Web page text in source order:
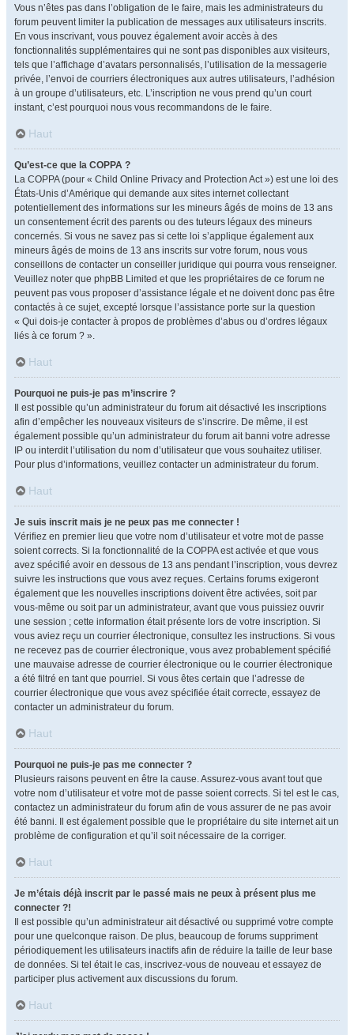
Vous n’êtes pas dans l’obligation de le faire, mais les administrateurs du
forum peuvent limiter la publication de messages aux utilisateurs inscrits.
En vous inscrivant, vous pouvez également avoir accès à des
fonctionnalités supplémentaires qui ne sont pas disponibles aux visiteurs,
tels que l’affichage d’avatars personnalisés, l’utilisation de la messagerie
privée, l’envoi de courriers électroniques aux autres utilisateurs, l’adhésion
à un groupe d’utilisateurs, etc. L’inscription ne vous prend qu’un court
instant, c’est pourquoi nous vous recommandons de le faire.
Haut
Qu’est-ce que la COPPA ?
La COPPA (pour « Child Online Privacy and Protection Act ») est une loi des
États-Unis d’Amérique qui demande aux sites internet collectant
potentiellement des informations sur les mineurs âgés de moins de 13 ans
un consentement écrit des parents ou des tuteurs légaux des mineurs
concernés. Si vous ne savez pas si cette loi s’applique également aux
mineurs âgés de moins de 13 ans inscrits sur votre forum, nous vous
conseillons de contacter un conseiller juridique qui pourra vous renseigner.
Veuillez noter que phpBB Limited et que les propriétaires de ce forum ne
peuvent pas vous proposer d’assistance légale et ne doivent donc pas être
contactés à ce sujet, excepté lorsque l’assistance porte sur la question
« Qui dois-je contacter à propos de problèmes d’abus ou d’ordres légaux
liés à ce forum ? ».
Haut
Pourquoi ne puis-je pas m’inscrire ?
Il est possible qu’un administrateur du forum ait désactivé les inscriptions
afin d’empêcher les nouveaux visiteurs de s’inscrire. De même, il est
également possible qu’un administrateur du forum ait banni votre adresse
IP ou interdit l’utilisation du nom d’utilisateur que vous souhaitez utiliser.
Pour plus d’informations, veuillez contacter un administrateur du forum.
Haut
Je suis inscrit mais je ne peux pas me connecter !
Vérifiez en premier lieu que votre nom d’utilisateur et votre mot de passe
soient corrects. Si la fonctionnalité de la COPPA est activée et que vous
avez spécifié avoir en dessous de 13 ans pendant l’inscription, vous devrez
suivre les instructions que vous avez reçues. Certains forums exigeront
également que les nouvelles inscriptions doivent être activées, soit par
vous-même ou soit par un administrateur, avant que vous puissiez ouvrir
une session ; cette information était présente lors de votre inscription. Si
vous aviez reçu un courrier électronique, consultez les instructions. Si vous
ne recevez pas de courrier électronique, vous avez probablement spécifié
une mauvaise adresse de courrier électronique ou le courrier électronique
a été filtré en tant que pourriel. Si vous êtes certain que l’adresse de
courrier électronique que vous avez spécifiée était correcte, essayez de
contacter un administrateur du forum.
Haut
Pourquoi ne puis-je pas me connecter ?
Plusieurs raisons peuvent en être la cause. Assurez-vous avant tout que
votre nom d’utilisateur et votre mot de passe soient corrects. Si tel est le cas,
contactez un administrateur du forum afin de vous assurer de ne pas avoir
été banni. Il est également possible que le propriétaire du site internet ait un
problème de configuration et qu’il soit nécessaire de la corriger.
Haut
Je m’étais déjà inscrit par le passé mais ne peux à présent plus me
connecter ?!
Il est possible qu’un administrateur ait désactivé ou supprimé votre compte
pour une quelconque raison. De plus, beaucoup de forums suppriment
périodiquement les utilisateurs inactifs afin de réduire la taille de leur base
de données. Si tel était le cas, inscrivez-vous de nouveau et essayez de
participer plus activement aux discussions du forum.
Haut